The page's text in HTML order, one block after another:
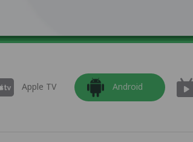
Apple TV Android